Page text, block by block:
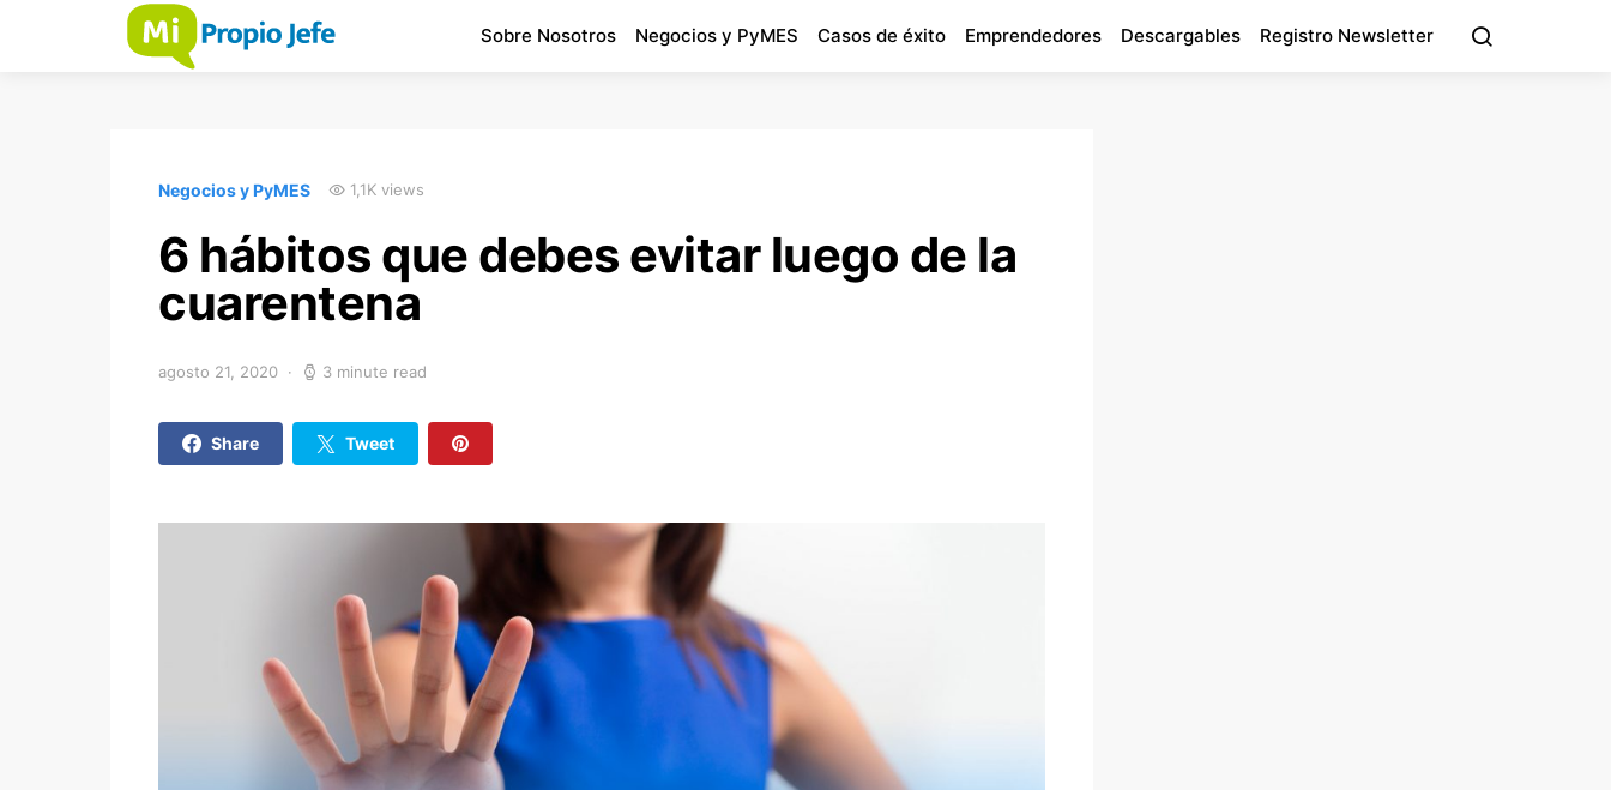
Sobre Nosotros Negocios y PyMES Casos de éxito Emprendedores Descargables Registro Newsletter
Negocios y PyMES 1,1K views
6 hábitos que debes evitar luego de la
cuarentena
agosto 21, 2020 3 minute read
Share Tweet